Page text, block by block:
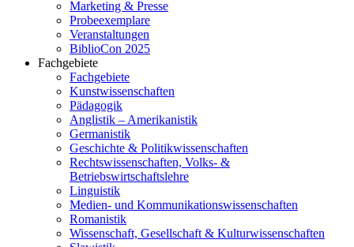
Marketing & Presse
Probeexemplare
Veranstaltungen
BiblioCon 2025
Fachgebiete
Fachgebiete
Kunstwissenschaften
Pädagogik
Anglistik – Amerikanistik
Germanistik
Geschichte & Politikwissenschaften
Rechtswissenschaften, Volks- &
Betriebswirtschaftslehre
Linguistik
Medien- und Kommunikationswissenschaften
Romanistik
Wissenschaft, Gesellschaft & Kulturwissenschaften